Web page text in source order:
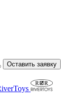
Оставить заявку